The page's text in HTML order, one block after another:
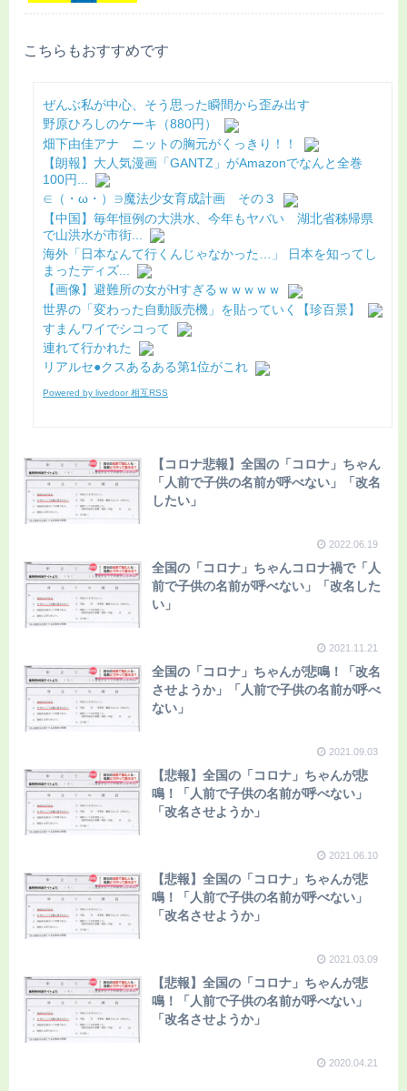
こちらもおすすめです
ぜんぶ私が中心、そう思った瞬間から歪み出す
野原ひろしのケーキ（880円）
畑下由佳アナ ニットの胸元がくっきり！！
【朗報】大人気漫画「GANTZ」がAmazonでなんと全巻
100円...
∈（・ω・）∋魔法少女育成計画 その３
【中国】毎年恒例の大洪水、今年もヤバい 湖北省秭帰県
で山洪水が市街...
海外「日本なんて行くんじゃなかった…」 日本を知ってし
まったディズ...
【画像】避難所の女がHすぎるｗｗｗｗｗ
世界の「変わった自動販売機」を貼っていく【珍百景】
すまんワイでシコって
連れて行かれた
リアルセ●クスあるある第1位がこれ
Powered by livedoor 相互RSS
【コロナ悲報】全国の「コロナ」ちゃん
「人前で子供の名前が呼べない」「改名
したい」
2022.06.19
全国の「コロナ」ちゃんコロナ禍で「人
前で子供の名前が呼べない」「改名した
い」
2021.11.21
全国の「コロナ」ちゃんが悲鳴！「改名
させようか」「人前で子供の名前が呼べ
ない」
2021.09.03
【悲報】全国の「コロナ」ちゃんが悲
鳴！「人前で子供の名前が呼べない」
「改名させようか」
2021.06.10
【悲報】全国の「コロナ」ちゃんが悲
鳴！「人前で子供の名前が呼べない」
「改名させようか」
2021.03.09
【悲報】全国の「コロナ」ちゃんが悲
鳴！「人前で子供の名前が呼べない」
「改名させようか」
2020.04.21